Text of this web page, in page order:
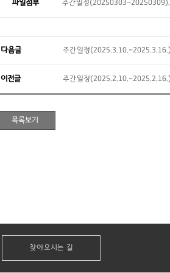
파일첨부 주간일정
다음글 주간일정(2025.3.10.~2025.3.16.)
이전글 주간일정(2025.2.10.~2025.2.16.)
찾아오시는 길